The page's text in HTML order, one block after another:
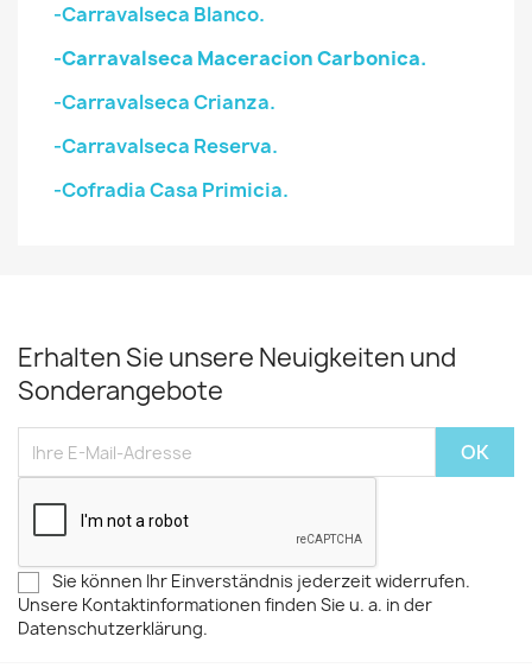
-Carravalseca Blanco.
-Carravalseca Maceracion Carbonica.
-Carravalseca Crianza.
-Carravalseca Reserva.
-Cofradia Casa Primicia.
Erhalten Sie unsere Neuigkeiten und
Sonderangebote
Sie können Ihr Einverständnis jederzeit widerrufen.
Unsere Kontaktinformationen finden Sie u. a. in der
Datenschutzerklärung.